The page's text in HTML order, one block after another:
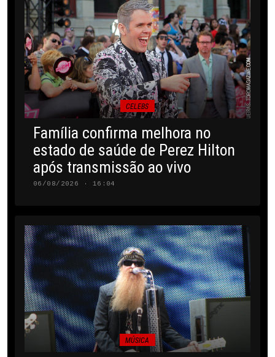
CELEBS
Família confirma melhora no
estado de saúde de Perez Hilton
após transmissão ao vivo
06/08/2026 · 16:04
MÚSICA